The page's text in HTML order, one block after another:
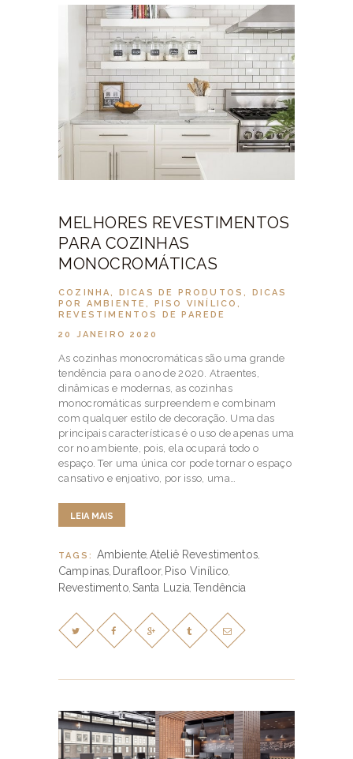
MELHORES REVESTIMENTOS
PARA COZINHAS
MONOCROMÁTICAS
COZINHA, DICAS DE PRODUTOS, DICAS
POR AMBIENTE, PISO VINÍLICO,
REVESTIMENTOS DE PAREDE
20 JANEIRO 2020
As cozinhas monocromáticas são uma grande
tendência para o ano de 2020. Atraentes,
dinâmicas e modernas, as cozinhas
monocromáticas surpreendem e combinam
com qualquer estilo de decoração. Uma das
principais características é o uso de apenas uma
cor no ambiente, pois, ela ocupará todo o
espaço. Ter uma única cor pode tornar o espaço
cansativo e enjoativo, por isso, uma…
LEIA MAIS
TAGS: Ambiente ,Ateliê Revestimentos
Campinas Durafloor Piso Vinílico
Revestimento Santa Luzia Tendência